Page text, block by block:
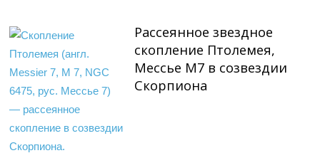
Рассеянное звездное
скопление Птолемея,
Мессье М7 в созвездии
Скорпиона